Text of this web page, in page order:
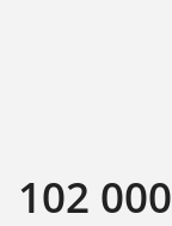
102 000